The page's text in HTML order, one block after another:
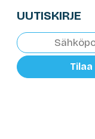
UUTISKIRJE
Tilaa